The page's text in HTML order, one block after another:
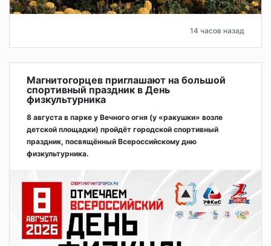
14 часов назад
Магнитогорцев приглашают на большой
спортивный праздник в День
физкультурника
8 августа в парке у Вечного огня (у «ракушки» возле
детской площадки) пройдёт городской спортивный
праздник, посвящённый Всероссийскому дню
физкультурника.